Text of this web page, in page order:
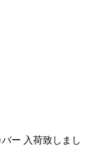
ー 入荷致しまし